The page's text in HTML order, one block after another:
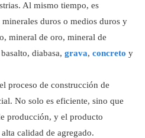
Al mismo tiempo, es
duros o medios duros y
mineral de oro, mineral de
basalto, diabasa, grava, concreto y
proceso de construcción de
No solo es eficiente, sino que
producción, y el producto
calidad de agregado.